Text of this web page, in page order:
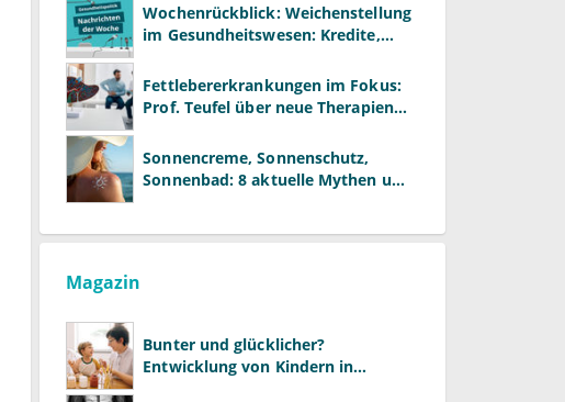
Wochenrückblick: Weichenstellung
im Gesundheitswesen: Kredite,
Fettlebererkrankungen im Fokus:
Prof. Teufel über neue Therapien
Sonnencreme, Sonnenschutz,
Sonnenbad: 8 aktuelle Mythen und
Magazin
Bunter und glücklicher?
Entwicklung von Kindern in